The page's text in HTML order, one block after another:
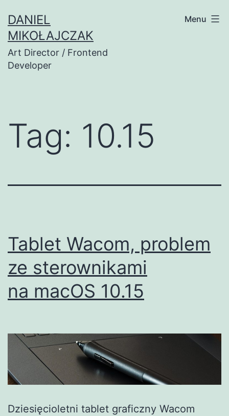
do
treści
DANIEL
MIKOŁAJCZAK
Art Director / Frontend
Developer
Menu
Tag: 10.15
Tablet Wacom, problem
ze sterownikami
na macOS 10.15
Dziesięcioletni tablet graficzny Wacom